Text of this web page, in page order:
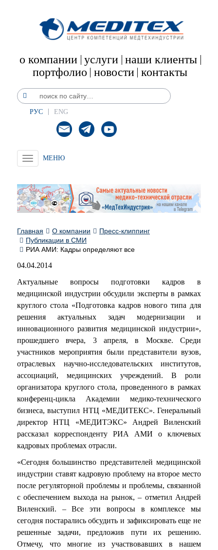
о компании услуги наши клиенты
портфолио новости контакты
РУС ENG
Toggle
navigation
Главная О компании
Пресс-клиппинг
Публикации в СМИ
РИА АМИ: Кадры определяют все
04.04.2014
Актуальные вопросы подготовки кадров в
медицинской индустрии обсудили эксперты в рамках
круглого стола «Подготовка кадров нового типа для
решения актуальных задач модернизации и
инновационного развития медицинской индустрии»,
прошедшего вчера, 3 апреля, в Москве. Среди
участников мероприятия были представители вузов,
отраслевых научно-исследовательских институтов,
ассоциаций, медицинских учреждений. В роли
организатора круглого стола, проведенного в рамках
конференц-цикла Академии медико-технического
бизнеса, выступил НТЦ «МЕДИТЕКС». Генеральный
директор НТЦ «МЕДИТЭКС» Андрей Виленский
рассказал корреспонденту РИА АМИ о ключевых
кадровых проблемах отрасли.
«Сегодня большинство представителей медицинской
индустрии ставят кадровую проблему на второе место
после регуляторной проблемы и проблемы, связанной
с обеспечением выхода на рынок, – отметил Андрей
Виленский. – Все эти вопросы в комплексе мы
сегодня постарались обсудить и зафиксировать еще не
решенные задачи, предложив пути их решению.
Отмечу, что многие из участвовавших в нашем